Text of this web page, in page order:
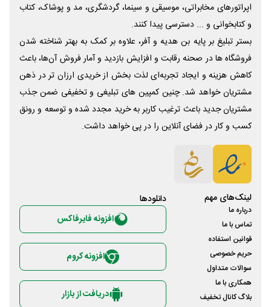
اپراتورهای مخابراتی، موسیقی و سینما، گردشگری، مد و پوشاک، کتاب
و کتابخوانی و ... دسترسی پیدا کنند.
بستر تبلیغ بر پایه بن هدیه و آفر، علاوه بر کمک به بهتر شناخته شدن
فروشگاه ها در صحنه رقابت و افزایش بازدید و آمار فروش آن‌ها، باعث
کاهش هزینه و ایجاد تجربه‌ای لذت بخش از خریدی ارزان تر در ذهن
مشتریان خواهد شد. چنین کمپین های تبلیغی و تخفیفی ضمن جذب
مشتریان جدید باعث ترغیب کاربر به خرید مجدد شده و توسعه و رونق
کسب و کار در فضای آنلاین را در پی خواهد داشت.
لینک‌های مهم
درباره ما
تماس با ما
قوانین استفاده
حریم خصوصی
سوالات متداول
همکاری با ما
بلاگ کانال تخفیف
دانلود‌ها
افزونه فایرفاکس
افزونه کروم
دریافت از بازار